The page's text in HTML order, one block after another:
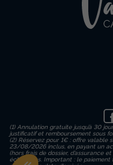
(1) Annulation gratuite jusqu’à 30
justificatif et remboursement sous
(2) Réservez pour 1€ : offre
23/08/2026 inclus, en payant un
(hors frais de dossier, d’assurance
échéances. Important : le